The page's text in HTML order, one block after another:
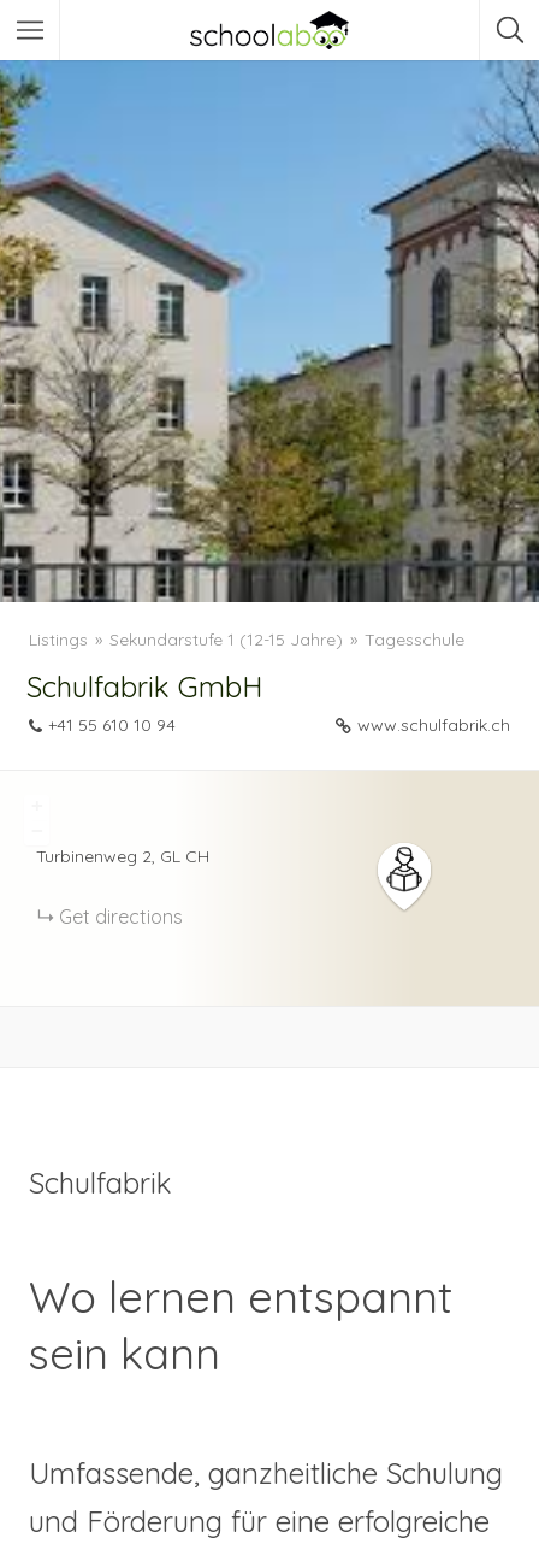
Listings Sekundarstufe 1 (12-15 Jahre) Tagesschule
Schulfabrik GmbH
+41 55 610 10 94 www.schulfabrik.ch
Turbinenweg 2 GL CH
Get directions
Schulfabrik
Wo lernen entspannt
sein kann
Umfassende, ganzheitliche Schulung
und Förderung für eine erfolgreiche